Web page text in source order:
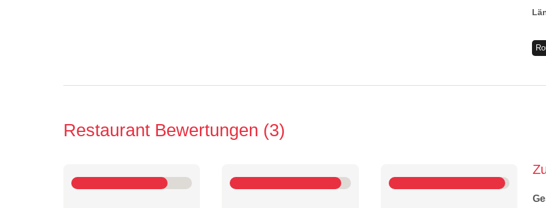
Restaurant Bewertungen 3